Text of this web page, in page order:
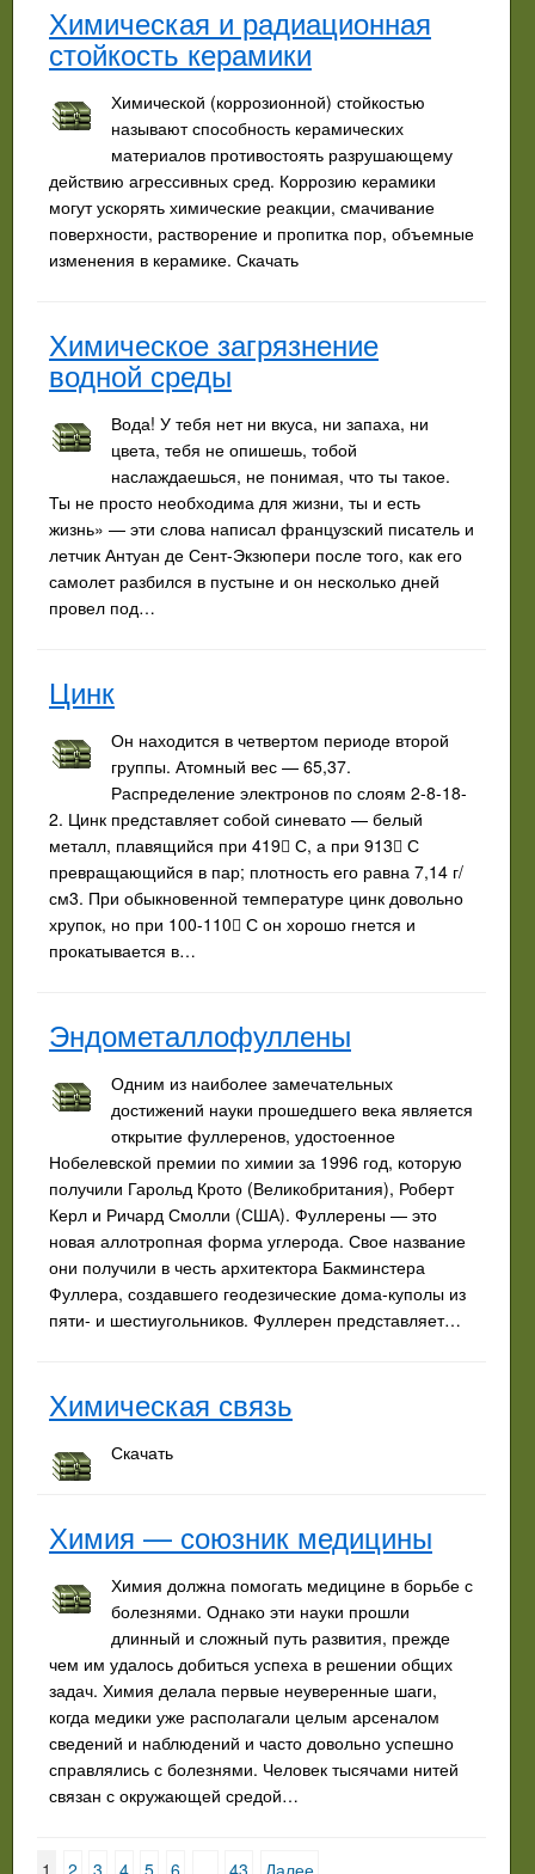
Химическая и радиационная
стойкость керамики
Химической (коррозионной) стойкостью
называют способность керамических
материалов противостоять разрушающему
действию агрессивных сред. Коррозию керамики
могут ускорять химические реакции, смачивание
поверхности, растворение и пропитка пор, объемные
изменения в керамике. Скачать
Химическое загрязнение
водной среды
Вода! У тебя нет ни вкуса, ни запаха, ни
цвета, тебя не опишешь, тобой
наслаждаешься, не понимая, что ты такое.
Ты не просто необходима для жизни, ты и есть
жизнь» — эти слова написал французский писатель и
летчик Антуан де Сент-Экзюпери после того, как его
самолет разбился в пустыне и он несколько дней
провел под…
Цинк
Он находится в четвертом периоде второй
группы. Атомный вес — 65,37.
Распределение электронов по слоям 2-8-18-
2. Цинк представляет собой синевато — белый
металл, плавящийся при 419 С, а при 913 С
превращающийся в пар; плотность его равна 7,14 г/
см3. При обыкновенной температуре цинк довольно
хрупок, но при 100-110 С он хорошо гнется и
прокатывается в…
Эндометаллофуллены
Одним из наиболее замечательных
достижений науки прошедшего века является
открытие фуллеренов, удостоенное
Нобелевской премии по химии за 1996 год, которую
получили Гарольд Крото (Великобритания), Роберт
Керл и Ричард Смолли (США). Фуллерены — это
новая аллотропная форма углерода. Свое название
они получили в честь архитектора Бакминстера
Фуллера, создавшего геодезические дома-куполы из
пяти- и шестиугольников. Фуллерен представляет…
Химическая связь
Скачать
Химия — союзник медицины
Химия должна помогать медицине в борьбе с
болезнями. Однако эти науки прошли
длинный и сложный путь развития, прежде
чем им удалось добиться успеха в решении общих
задач. Химия делала первые неуверенные шаги,
когда медики уже располагали целым арсеналом
сведений и наблюдений и часто довольно успешно
справлялись с болезнями. Человек тысячами нитей
связан с окружающей средой…
1 2 3 4 5 6 43 Далее